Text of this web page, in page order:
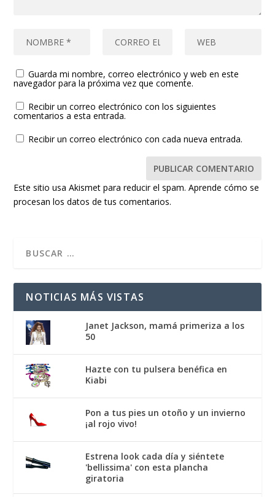
Guarda mi nombre, correo electrónico y web en este
navegador para la próxima vez que comente.
Recibir un correo electrónico con los siguientes
comentarios a esta entrada.
Recibir un correo electrónico con cada nueva entrada.
Este sitio usa Akismet para reducir el spam.Aprende cómo se
procesan los datos de tus comentarios.
NOTICIAS MÁS VISTAS
Janet Jackson, mamá primeriza a los
50
Hazte con tu pulsera benéfica en
Kiabi
Pon a tus pies un otoño y un invierno
¡al rojo vivo!
Estrena look cada día y siéntete
'bellissima' con esta plancha
giratoria